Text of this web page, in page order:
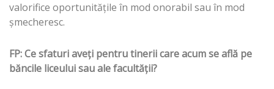
valorifice oportunităţile în mod onorabil sau în mod
şmecheresc.
FP: Ce sfaturi aveţi pentru tinerii care acum se află pe
băncile liceului sau ale facultăţii?